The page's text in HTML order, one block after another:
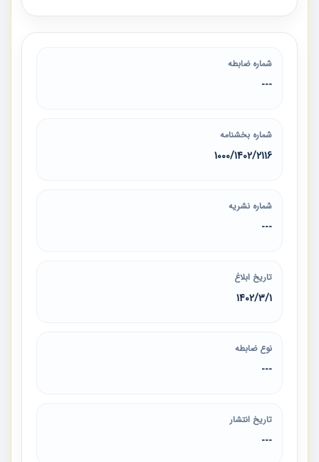
شماره ضابطه
---
شماره بخشنامه
2116‏/1402‏/1000
شماره نشریه
---
تاریخ ابلاغ
1402/3/1
نوع ضابطه
---
تاریخ انتشار
---